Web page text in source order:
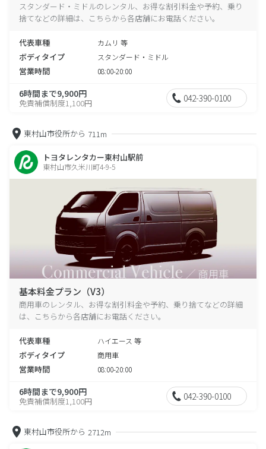
スタンダード・ミドルのレンタル、お得な割引料金や予約、乗り
捨てなどの詳細は、こちらから各店舗にお電話ください。
代表車種 カムリ 等
ボディタイプ スタンダード・ミドル
営業時間 08:00-20:00
6時間まで9,900円
免責補償制度1,100円 042-390-0100
東村山市役所から 711m
トヨタレンタカー東村山駅前
東村山市久米川町4-9-5
基本料金プラン（V3）
商用車のレンタル、お得な割引料金や予約、乗り捨てなどの詳細
は、こちらから各店舗にお電話ください。
代表車種 ハイエース 等
ボディタイプ 商用車
営業時間 08:00-20:00
6時間まで9,900円
免責補償制度1,100円 042-390-0100
東村山市役所から 2712m